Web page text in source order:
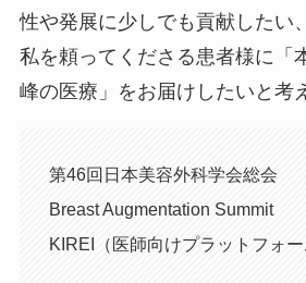
性や発展に少しでも貢献したい
私を頼ってくださる患者様に「
峰の医療」をお届けしたいと考
第46回日本美容外科学会総会
Breast Augmentation Summit
KIREI（医師向けプラットフォ